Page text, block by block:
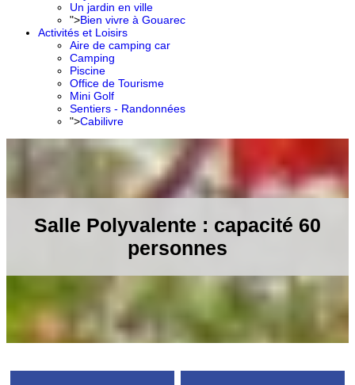
Un jardin en ville
">Bien vivre à Gouarec
Activités et Loisirs
Aire de camping car
Camping
Piscine
Office de Tourisme
Mini Golf
Sentiers - Randonnées
">Cabilivre
Salle Polyvalente : capacité 60
personnes